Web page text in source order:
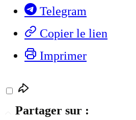
Telegram
Copier le lien
Imprimer
Partager sur :